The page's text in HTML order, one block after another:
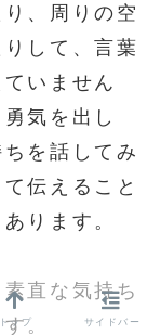
、周りの空
して、言葉
いません
気を出し
を話してみ
伝えること
ります。
直な気持ち
。
トップ サイドバー